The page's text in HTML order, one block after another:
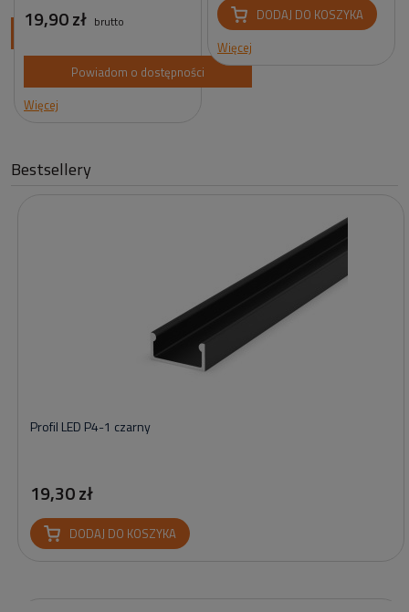
19,90 zł brutto
Powiadom o dostępności
Więcej
DODAJ DO KOSZYKA
Więcej
Bestsellery
Profil LED P4-1 czarny
19,30 zł
DODAJ DO KOSZYKA